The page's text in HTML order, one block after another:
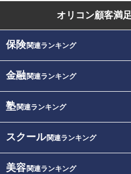
オリコン顧客満
保険関連ランキング
金融関連ランキング
塾関連ランキング
スクール関連ランキング
美容関連ランキング